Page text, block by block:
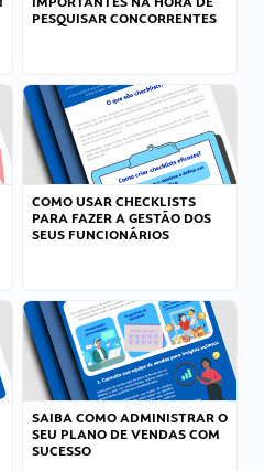
PESQUISAR CONCORRENTES
COMO USAR CHECKLISTS
PARA FAZER A GESTÃO DOS
SEUS FUNCIONÁRIOS
SAIBA COMO ADMINISTRAR O
SEU PLANO DE VENDAS COM
SUCESSO